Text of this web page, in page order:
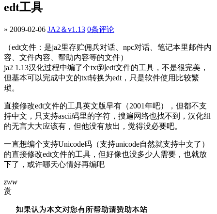
edt工具
» 2009-02-06 JA2＆v1.13 0条评论
（edt文件：是ja2里存贮佣兵对话、npc对话、笔记本里邮件内
容、文件内容、帮助内容等的文件）
ja2 1.13汉化过程中编了个txt到edt文件的工具，不是很完美，
但基本可以完成中文的txt转换为edt，只是软件使用比较繁
琐。
直接修改edt文件的工具英文版早有（2001年吧），但都不支
持中文，只支持ascii码里的字符，搜遍网络也找不到，汉化组
的无言大大应该有，但他没有放出，觉得没必要吧。
一直想编个支持Unicode码（支持unicode自然就支持中文了）
的直接修改edt文件的工具，但好像也没多少人需要，也就放
下了，或许哪天心情好再编吧
zww
赏